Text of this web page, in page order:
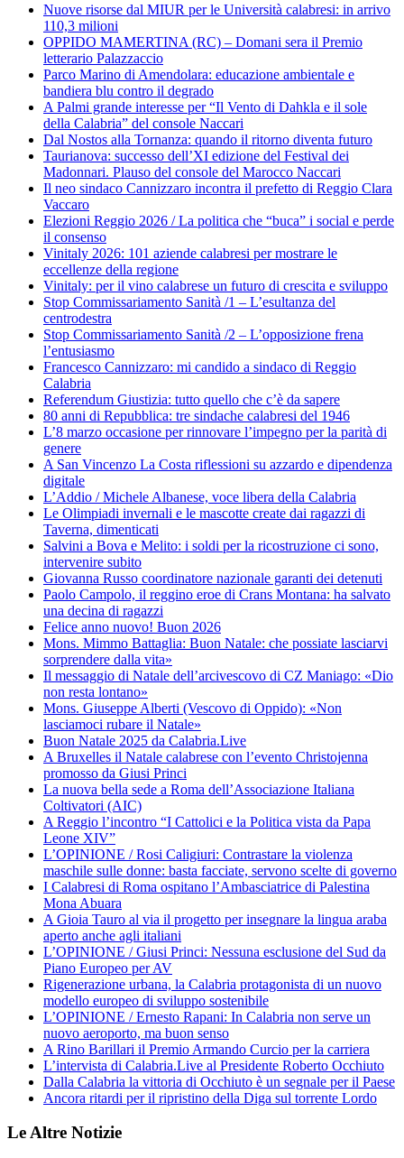
Nuove risorse dal MIUR per le Università calabresi: in arrivo
110,3 milioni
OPPIDO MAMERTINA (RC) – Domani sera il Premio
letterario Palazzaccio
Parco Marino di Amendolara: educazione ambientale e
bandiera blu contro il degrado
A Palmi grande interesse per “Il Vento di Dahkla e il sole
della Calabria” del console Naccari
Dal Nostos alla Tornanza: quando il ritorno diventa futuro
Taurianova: successo dell’XI edizione del Festival dei
Madonnari. Plauso del console del Marocco Naccari
Il neo sindaco Cannizzaro incontra il prefetto di Reggio Clara
Vaccaro
Elezioni Reggio 2026 / La politica che “buca” i social e perde
il consenso
Vinitaly 2026: 101 aziende calabresi per mostrare le
eccellenze della regione
Vinitaly: per il vino calabrese un futuro di crescita e sviluppo
Stop Commissariamento Sanità /1 – L’esultanza del
centrodestra
Stop Commissariamento Sanità /2 – L’opposizione frena
l’entusiasmo
Francesco Cannizzaro: mi candido a sindaco di Reggio
Calabria
Referendum Giustizia: tutto quello che c’è da sapere
80 anni di Repubblica: tre sindache calabresi del 1946
L’8 marzo occasione per rinnovare l’impegno per la parità di
genere
A San Vincenzo La Costa riflessioni su azzardo e dipendenza
digitale
L’Addio / Michele Albanese, voce libera della Calabria
Le Olimpiadi invernali e le mascotte create dai ragazzi di
Taverna, dimenticati
Salvini a Bova e Melito: i soldi per la ricostruzione ci sono,
intervenire subito
Giovanna Russo coordinatore nazionale garanti dei detenuti
Paolo Campolo, il reggino eroe di Crans Montana: ha salvato
una decina di ragazzi
Felice anno nuovo! Buon 2026
Mons. Mimmo Battaglia: Buon Natale: che possiate lasciarvi
sorprendere dalla vita»
Il messaggio di Natale dell’arcivescovo di CZ Maniago: «Dio
non resta lontano»
Mons. Giuseppe Alberti (Vescovo di Oppido): «Non
lasciamoci rubare il Natale»
Buon Natale 2025 da Calabria.Live
A Bruxelles il Natale calabrese con l’evento Christojenna
promosso da Giusi Princi
La nuova bella sede a Roma dell’Associazione Italiana
Coltivatori (AIC)
A Reggio l’incontro “I Cattolici e la Politica vista da Papa
Leone XIV”
L’OPINIONE / Rosi Caligiuri: Contrastare la violenza
maschile sulle donne: basta facciate, servono scelte di governo
I Calabresi di Roma ospitano l’Ambasciatrice di Palestina
Mona Abuara
A Gioia Tauro al via il progetto per insegnare la lingua araba
aperto anche agli italiani
L’OPINIONE / Giusi Princi: Nessuna esclusione del Sud da
Piano Europeo per AV
Rigenerazione urbana, la Calabria protagonista di un nuovo
modello europeo di sviluppo sostenibile
L’OPINIONE / Ernesto Rapani: In Calabria non serve un
nuovo aeroporto, ma buon senso
A Rino Barillari il Premio Armando Curcio per la carriera
L’intervista di Calabria.Live al Presidente Roberto Occhiuto
Dalla Calabria la vittoria di Occhiuto è un segnale per il Paese
Ancora ritardi per il ripristino della Diga sul torrente Lordo
Le Altre Notizie